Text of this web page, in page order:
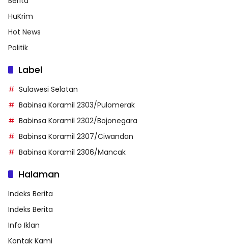
HuKrim
Hot News
Politik
Label
Sulawesi Selatan
Babinsa Koramil 2303/Pulomerak
Babinsa Koramil 2302/Bojonegara
Babinsa Koramil 2307/Ciwandan
Babinsa Koramil 2306/Mancak
Halaman
Indeks Berita
Indeks Berita
Info Iklan
Kontak Kami